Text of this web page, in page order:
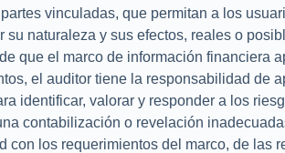
vinculadas, que permitan a los
su naturaleza y sus efectos, reales o
que el marco de información financiera
el auditor tiene la responsabilidad de
identificar, valorar y responder a los
contabilización o revelación
con los requerimientos del marco, de las